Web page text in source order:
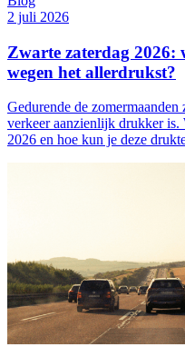
2 juli 2026
Zwarte zaterdag 2026:
wegen het allerdrukst?
Gedurende de
verkeer aanzienlijk drukker is.
2026 en hoe kun je deze